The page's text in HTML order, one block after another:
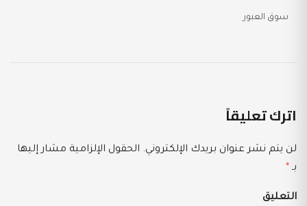
سوق العبور
اترك تعليقاً
لن يتم نشر عنوان بريدك الإلكتروني. الحقول الإلزامية مشار إليها
بـ *
التعليق